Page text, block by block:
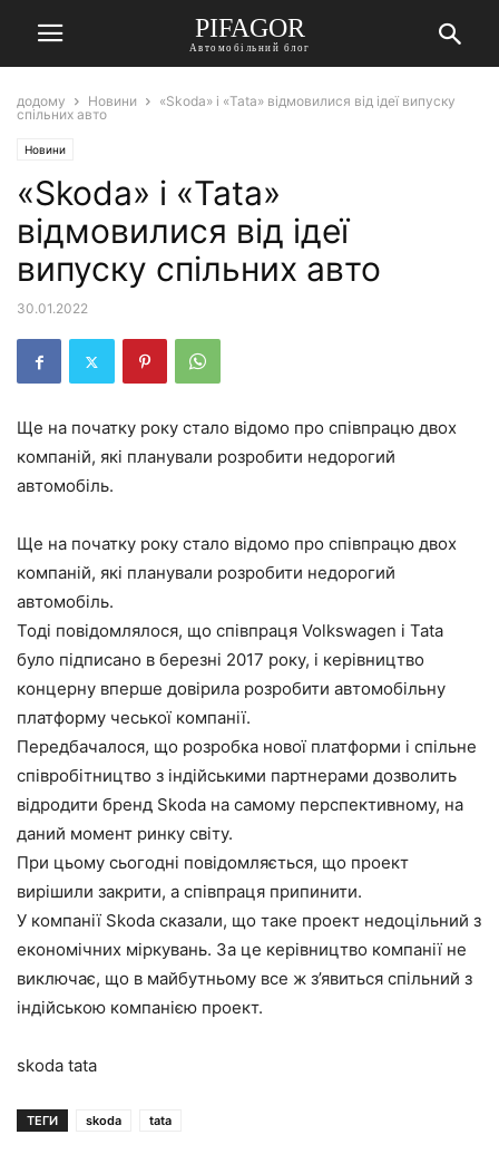
PIFAGOR
Автомобільний блог
додому Новини
«Skoda» і «Tata» відмовилися від ідеї випуску
спільних авто
Новини
«Skoda» і «Tata»
відмовилися від ідеї
випуску спільних авто
30.01.2022
Ще на початку року стало відомо про співпрацю двох
компаній, які планували розробити недорогий
автомобіль.
Ще на початку року стало відомо про співпрацю двох
компаній, які планували розробити недорогий
автомобіль.
Тоді повідомлялося, що співпраця Volkswagen і Tata
було підписано в березні 2017 року, і керівництво
концерну вперше довірила розробити автомобільну
платформу чеської компанії.
Передбачалося, що розробка нової платформи і спільне
співробітництво з індійськими партнерами дозволить
відродити бренд Skoda на самому перспективному, на
даний момент ринку світу.
При цьому сьогодні повідомляється, що проект
вирішили закрити, а співпраця припинити.
У компанії Skoda сказали, що таке проект недоцільний з
економічних міркувань. За це керівництво компанії не
виключає, що в майбутньому все ж з’явиться спільний з
індійською компанією проект.
skoda tata
ТЕГИ skoda tata